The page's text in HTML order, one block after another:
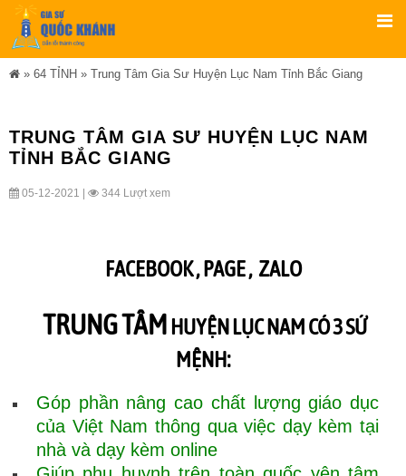
» 64 TỈNH » Trung Tâm Gia Sư Huyện Lục Nam Tỉnh Bắc Giang
TRUNG TÂM GIA SƯ HUYỆN LỤC NAM
TỈNH BẮC GIANG
05-12-2021 | 344 Lượt xem
FACEBOOK ,PAGE, ZALO
TRUNG TÂM HUYỆN LỤC NAM CÓ 3 SỨ
MỆNH:
Góp phần nâng cao chất lượng giáo dục
của Việt Nam thông qua việc dạy kèm tại
nhà và dạy kèm online